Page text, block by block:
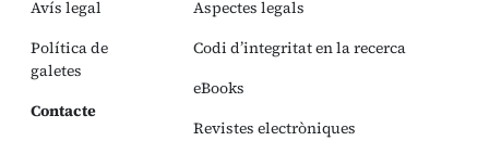
Avís legal
Política de
galetes
Contacte
Aspectes legals
Codi d’integritat en la recerca
eBooks
Revistes electròniques